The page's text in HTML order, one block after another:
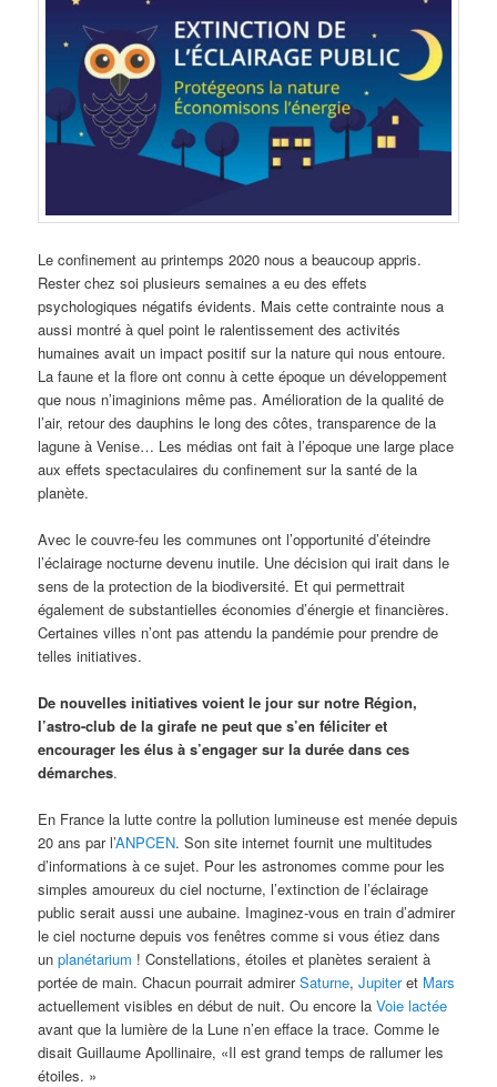
Le confinement au printemps 2020 nous a beaucoup appris.
Rester chez soi plusieurs semaines a eu des effets
psychologiques négatifs évidents. Mais cette contrainte nous a
aussi montré à quel point le ralentissement des activités
humaines avait un impact positif sur la nature qui nous entoure.
La faune et la flore ont connu à cette époque un développement
que nous n’imaginions même pas. Amélioration de la qualité de
l’air, retour des dauphins le long des côtes, transparence de la
lagune à Venise… Les médias ont fait à l’époque une large place
aux effets spectaculaires du confinement sur la santé de la
planète.
Avec le couvre-feu les communes ont l’opportunité d’éteindre
l’éclairage nocturne devenu inutile. Une décision qui irait dans le
sens de la protection de la biodiversité. Et qui permettrait
également de substantielles économies d’énergie et financières.
Certaines villes n’ont pas attendu la pandémie pour prendre de
telles initiatives.
De nouvelles initiatives voient le jour sur notre Région,
l’astro-club de la girafe ne peut que s’en féliciter et
encourager les élus à s’engager sur la durée dans ces
démarches.
En France la lutte contre la pollution lumineuse est menée depuis
20 ans par l’ANPCEN. Son site internet fournit une multitudes
d’informations à ce sujet. Pour les astronomes comme pour les
simples amoureux du ciel nocturne, l’extinction de l’éclairage
public serait aussi une aubaine. Imaginez-vous en train d’admirer
le ciel nocturne depuis vos fenêtres comme si vous étiez dans
unplanétarium ! Constellations, étoiles et planètes seraient à
portée de main. Chacun pourrait admirerSaturne,Jupiteret Mars
actuellement visibles en début de nuit. Ou encore laVoie lactée
avant que la lumière de la Lune n’en efface la trace. Comme le
disait Guillaume Apollinaire, «Il est grand temps de rallumer les
étoiles. »